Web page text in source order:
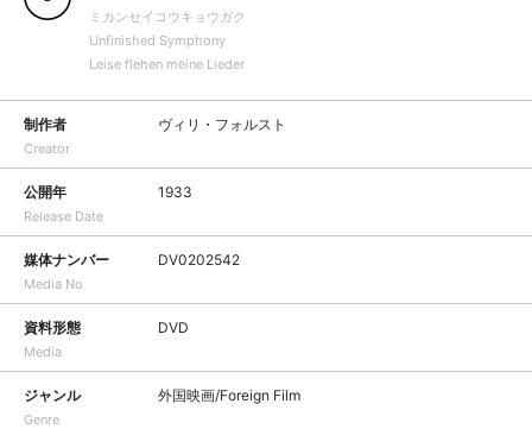
ミカンセイコウキョウガク
Unfinished Symphony
Leise flehen meine Lieder
制作者
Creator
ヴィリ・フォルスト
公開年
Release Date
1933
媒体ナンバー
Media No
DV0202542
資料形態
Media
DVD
ジャンル
Genre
外国映画/Foreign Film